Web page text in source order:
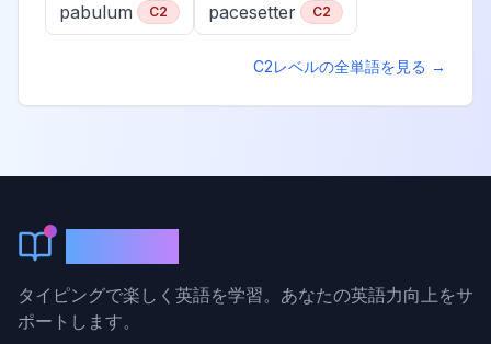
pabulum C2 pacesetter C2
C2レベルの全単語を見る →
タイピングで楽しく英語を学習。あなたの英語力向上をサ
ポートします。